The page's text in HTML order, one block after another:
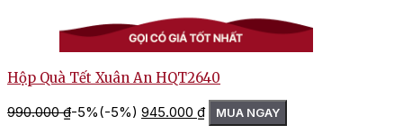
Hộp Quà Tết Xuân An HQT2640
990.000₫-5%(-5%) Giá
gốc
945.000 ₫Giá
hiện
MUA NGAY